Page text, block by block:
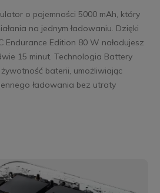
o pojemności 5000 mAh, który
na jednym ładowaniu. Dzięki
Endurance Edition 80 W naładujesz
15 minut. Technologia Battery
baterii, umożliwiając
ładowania bez utraty